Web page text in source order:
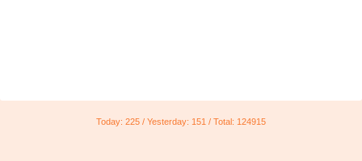
Today: 225 / Yesterday: 151 / Total: 124915